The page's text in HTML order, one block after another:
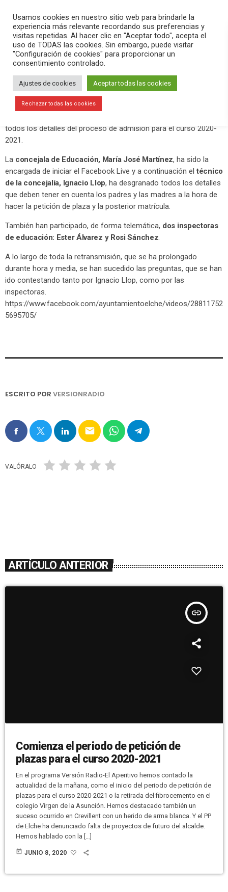
search menu pause PLAY
junio 8, 2020
Charla sobre el proceso de admisión
para el curso 2020-2021
En lapágina de Facebook del Ajuntament d’Elx
todos los detalles del proceso de admisión para el curso 2020-
2021.
La concejala de Educación, María José Martínez, ha sido la
encargada de iniciar el Facebook Live y a continuación eltécnico
de la concejalía, Ignacio Llop, ha desgranado todos los detalles
que deben tener en cuenta los padres y las madres a la hora de
hacer la petición de plaza y la posterior matrícula.
También han participado, de forma telemática, dos inspectoras
de educación: Ester Álvarez y Rosi Sánchez
A lo largo de toda la retransmisión, que se ha prolongado
durante hora y media, se han sucedido las preguntas, que se han
ido contestando tanto por Ignacio Llop, como por las
inspectoras.
https://www.facebook.com/ayuntamientoelche/videos/28811752
5695705/
ESCRITO POR VERSIONRADIO
email
VALÓRALO
ARTÍCULO ANTERIOR
insert_link
Comienza el periodo de petición de
plazas para el curso 2020-2021
En el programa Versión Radio-El Aperitivo hemos contado la
actualidad de la mañana, como el inicio del periodo de petición de
plazas para el curso 2020-2021 o la retirada del fibrocemento en el
colegio Virgen de la Asunción. Hemos destacado también un
suceso ocurrido en Crevillent con un herido de arma blanca. Y el PP
de Elche ha denunciado falta de proyectos de futuro del alcalde.
Hemos hablado con la […]
today JUNIO 8, 2020
Usamos cookies en nuestro sitio web para brindarle la
experiencia más relevante recordando sus preferencias y
visitas repetidas. Al hacer clic en "Aceptar todo", acepta el
uso de TODAS las cookies. Sin embargo, puede visitar
"Configuración de cookies" para proporcionar un
consentimiento controlado.
Ajustes de cookies Aceptar todas las cookies
Rechazar todas las cookies